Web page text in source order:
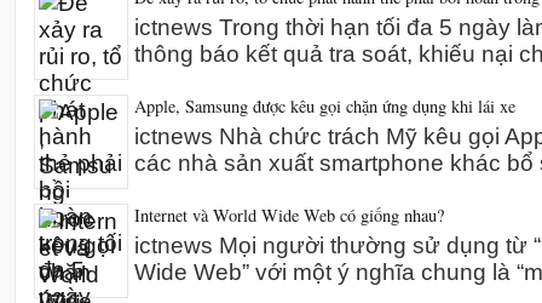
ictnews Trong thời hạn tối đa 5 ngày
thông báo kết quả tra soát, khiếu nại
Apple, Samsung được kêu gọi chặn ứng dụng khi lái xe
ictnews Nhà chức trách Mỹ kêu gọi
các nhà sản xuất smartphone khác bổ
Internet và World Wide Web có giống nhau?
ictnews Mọi người thường sử dụng từ
Wide Web” với một ý nghĩa chung là